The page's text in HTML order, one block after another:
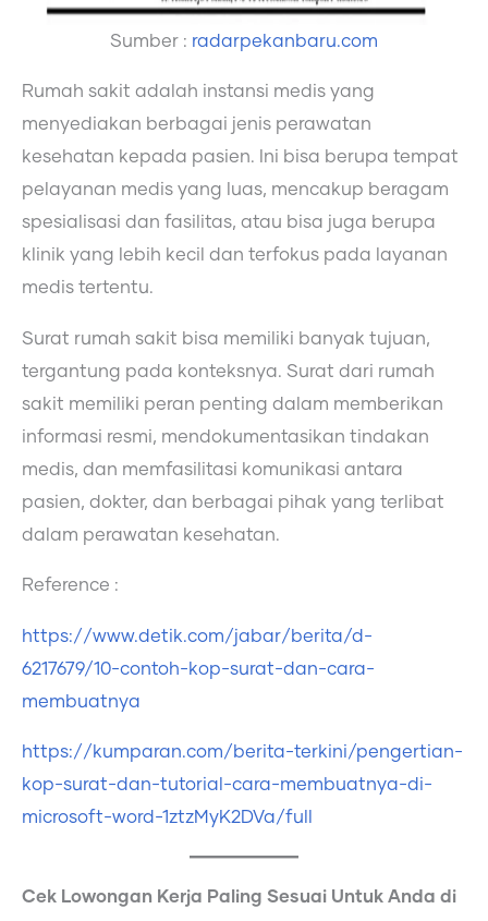
Sumber : radarpekanbaru.com
Rumah sakit adalah instansi medis yang
menyediakan berbagai jenis perawatan
kesehatan kepada pasien. Ini bisa berupa tempat
pelayanan medis yang luas, mencakup beragam
spesialisasi dan fasilitas, atau bisa juga berupa
klinik yang lebih kecil dan terfokus pada layanan
medis tertentu.
Surat rumah sakit bisa memiliki banyak tujuan,
tergantung pada konteksnya. Surat dari rumah
sakit memiliki peran penting dalam memberikan
informasi resmi, mendokumentasikan tindakan
medis, dan memfasilitasi komunikasi antara
pasien, dokter, dan berbagai pihak yang terlibat
dalam perawatan kesehatan.
Reference :
https://www.detik.com/jabar/berita/d-
6217679/10-contoh-kop-surat-dan-cara-
membuatnya
https://kumparan.com/berita-terkini/pengertian-
kop-surat-dan-tutorial-cara-membuatnya-di-
microsoft-word-1ztzMyK2DVa/full
Cek Lowongan Kerja Paling Sesuai Untuk Anda di